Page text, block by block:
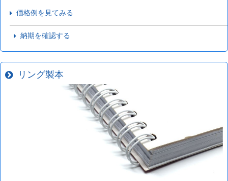
価格例を見てみる
納期を確認する
リング製本